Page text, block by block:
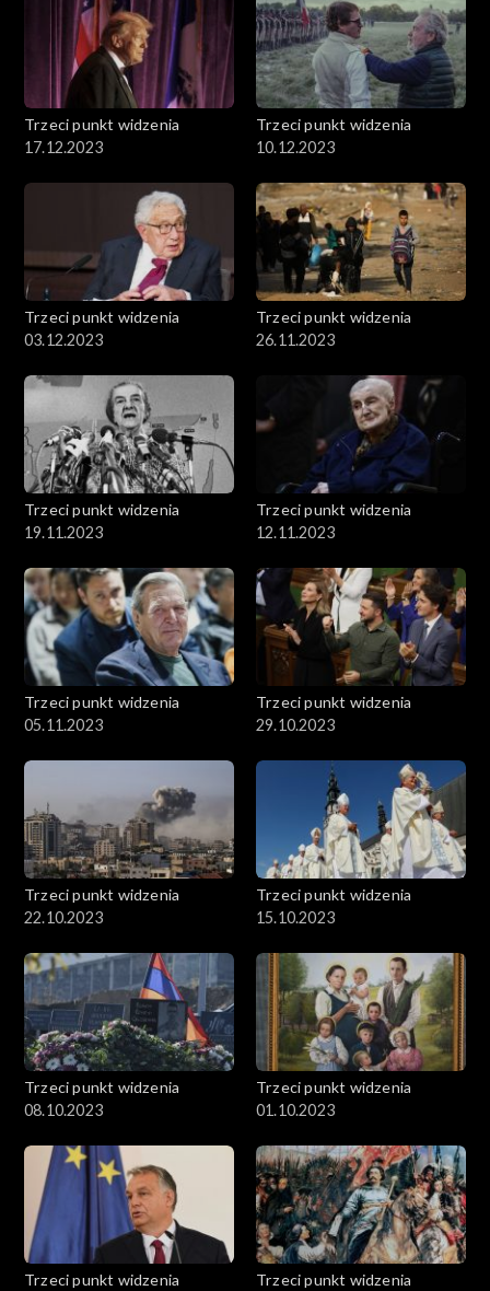
Trzeci punkt widzenia
17.12.2023
Trzeci punkt widzenia
10.12.2023
Trzeci punkt widzenia
03.12.2023
Trzeci punkt widzenia
26.11.2023
Trzeci punkt widzenia
19.11.2023
Trzeci punkt widzenia
12.11.2023
Trzeci punkt widzenia
05.11.2023
Trzeci punkt widzenia
29.10.2023
Trzeci punkt widzenia
22.10.2023
Trzeci punkt widzenia
15.10.2023
Trzeci punkt widzenia
08.10.2023
Trzeci punkt widzenia
01.10.2023
Trzeci punkt widzenia
Trzeci punkt widzenia